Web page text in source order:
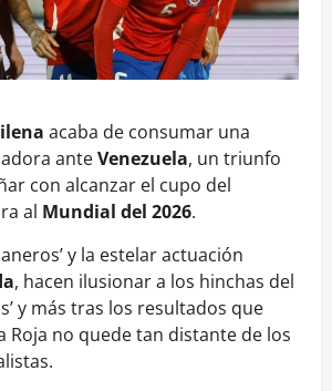
acaba de consumar una
anteVenezuela, un triunfo
con alcanzar el cupo del
al Mundial del 2026.
y la estelar actuación
, hacen ilusionar a los hinchas del
y más tras los resultados que
Roja no quede tan distante de los